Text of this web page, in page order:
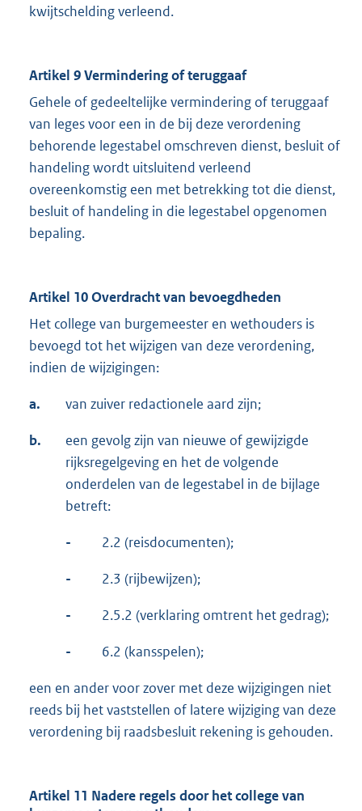
kwijtschelding verleend.
Artikel 9 Vermindering of teruggaaf
Gehele of gedeeltelijke vermindering of teruggaaf
van leges voor een in de bij deze verordening
behorende legestabel omschreven dienst, besluit of
handeling wordt uitsluitend verleend
overeenkomstig een met betrekking tot die dienst,
besluit of handeling in die legestabel opgenomen
bepaling.
Artikel 10 Overdracht van bevoegdheden
Het college van burgemeester en wethouders is
bevoegd tot het wijzigen van deze verordening,
indien de wijzigingen:
a. van zuiver redactionele aard zijn;
b.
een gevolg zijn van nieuwe of gewijzigde
rijksregelgeving en het de volgende
onderdelen van de legestabel in de bijlage
betreft:
- 2.2 (reisdocumenten);
- 2.3 (rijbewijzen);
- 2.5.2 (verklaring omtrent het gedrag);
- 6.2 (kansspelen);
een en ander voor zover met deze wijzigingen niet
reeds bij het vaststellen of latere wijziging van deze
verordening bij raadsbesluit rekening is gehouden.
Artikel 11 Nadere regels door het college van